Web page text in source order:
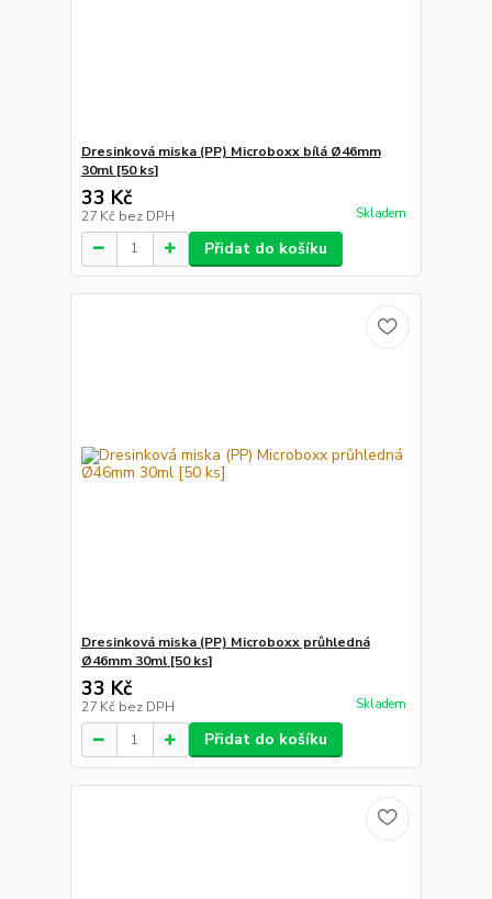
Dresinková miska (PP) Microboxx bílá Ø46mm
30ml [50 ks]
33 Kč
27 Kč bez DPH Skladem
Přidat do košíku
Dresinková miska (PP) Microboxx průhledná
Ø46mm 30ml [50 ks]
33 Kč
27 Kč bez DPH Skladem
Přidat do košíku